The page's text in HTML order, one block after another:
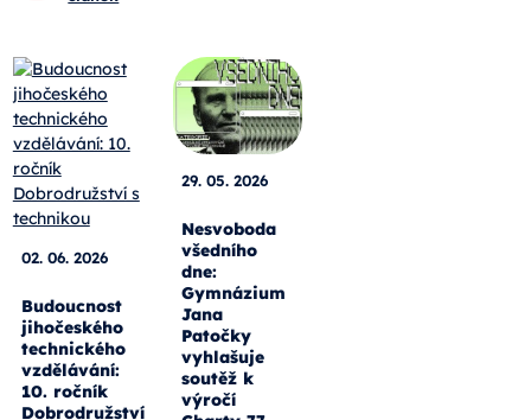
02. 06. 2026
Budoucnost
jihočeského
technického
vzdělávání:
10. ročník
Dobrodružství
29. 05. 2026
Nesvoboda
všedního
dne:
Gymnázium
Jana
Patočky
vyhlašuje
soutěž k
výročí